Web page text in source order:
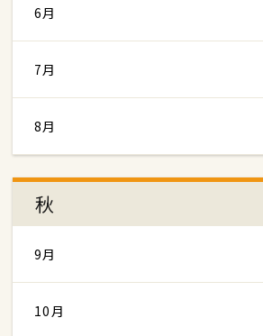
6月
7月
8月
秋
9月
10月